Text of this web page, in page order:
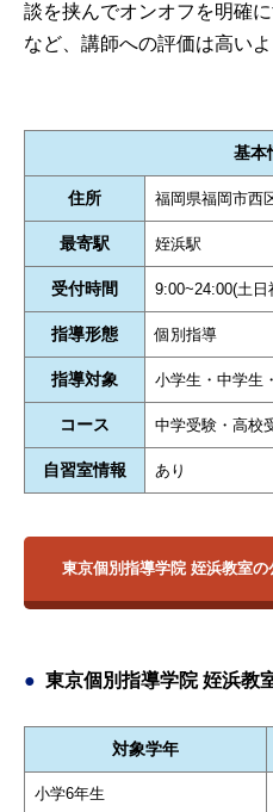
談を挟んでオンオフを明確
など、講師への評価は高いよ
基本
住所 福岡県福岡市西
最寄駅 姪浜駅
受付時間 9:00~24:00(土日
指導形態 個別指導
指導対象 小学生・中学生
コース 中学受験・高校
自習室情報 あり
東京個別指導学院 姪浜教室の
東京個別指導学院 姪浜教
対象学年
小学6年生